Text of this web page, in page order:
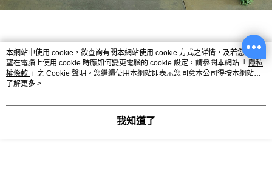
本網站中使用 cookie，欲查詢有關本網站使用 cookie 方式之詳情，及若您不希
望在電腦上使用 cookie 時應如何變更電腦的 cookie 設定，請參閱本網站「 隱私
權條款 」之 Cookie 聲明。您繼續使用本網站即表示您同意本公司得按本網站使
用條款之 Cookie 聲明使用 cookie。
了解更多 >
我知道了